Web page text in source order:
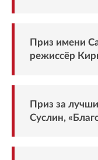
Приз имени
режиссёр
Приз за
Суслин,